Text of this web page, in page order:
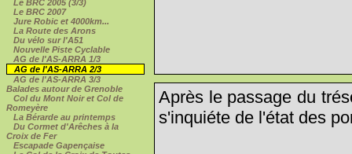
Le BRC 2005 (3/3)
Le BRC 2007
Jure Robic et 4000km...
La Route des Arons
Du vélo sur l'A51
Nouvelle Piste Cyclable
AG de l'AS-ARRA 1/3
AG de l'AS-ARRA 2/3
AG de l'AS-ARRA 3/3
Balades autour de Grenoble
Col du Mont Noir et Col de
Romeyère
La Bérarde au printemps
Du Cormet d'Arêches à la
Croix de Fer
Escapade Gapençaise
Après le passage du
s'inquiéte de l'état des